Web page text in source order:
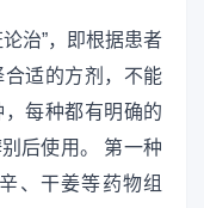
治”，即根据患者
适的方剂，不能
每种都有明确的
后使用。 第一种
、干姜等药物组